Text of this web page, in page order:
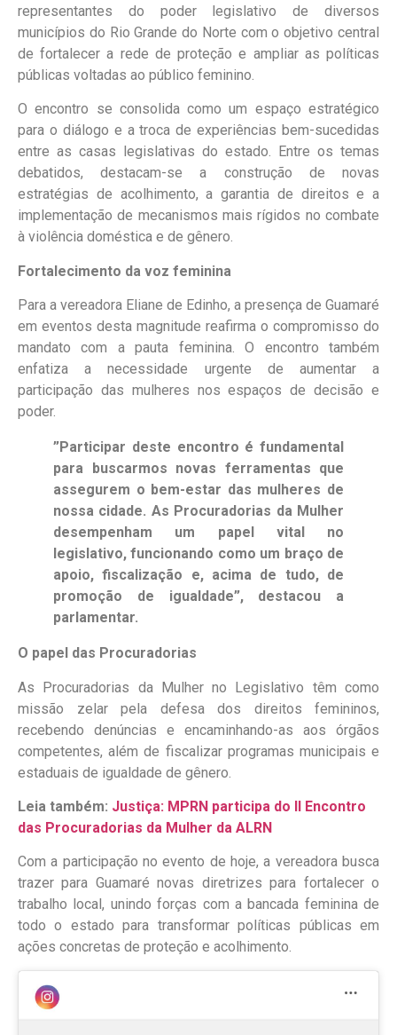
representantes do poder legislativo de diversos
municípios do Rio Grande do Norte com o objetivo central
de fortalecer a rede de proteção e ampliar as políticas
públicas voltadas ao público feminino.
​O encontro se consolida como um espaço estratégico
para o diálogo e a troca de experiências bem-sucedidas
entre as casas legislativas do estado. Entre os temas
debatidos, destacam-se a construção de novas
estratégias de acolhimento, a garantia de direitos e a
implementação de mecanismos mais rígidos no combate
à violência doméstica e de gênero.
Fortalecimento da voz feminina
​Para a vereadora Eliane de Edinho, a presença de Guamaré
em eventos desta magnitude reafirma o compromisso do
mandato com a pauta feminina. O encontro também
enfatiza a necessidade urgente de aumentar a
participação das mulheres nos espaços de decisão e
poder.
​”Participar deste encontro é fundamental
para buscarmos novas ferramentas que
assegurem o bem-estar das mulheres de
nossa cidade. As Procuradorias da Mulher
desempenham um papel vital no
legislativo, funcionando como um braço de
apoio, fiscalização e, acima de tudo, de
promoção de igualdade”, destacou a
parlamentar.
​O papel das Procuradorias
​As Procuradorias da Mulher no Legislativo têm como
missão zelar pela defesa dos direitos femininos,
recebendo denúncias e encaminhando-as aos órgãos
competentes, além de fiscalizar programas municipais e
estaduais de igualdade de gênero.
Leia também: Justiça: MPRN participa do II Encontro
das Procuradorias da Mulher da ALRN
Com a participação no evento de hoje, a vereadora busca
trazer para Guamaré novas diretrizes para fortalecer o
trabalho local, unindo forças com a bancada feminina de
todo o estado para transformar políticas públicas em
ações concretas de proteção e acolhimento.